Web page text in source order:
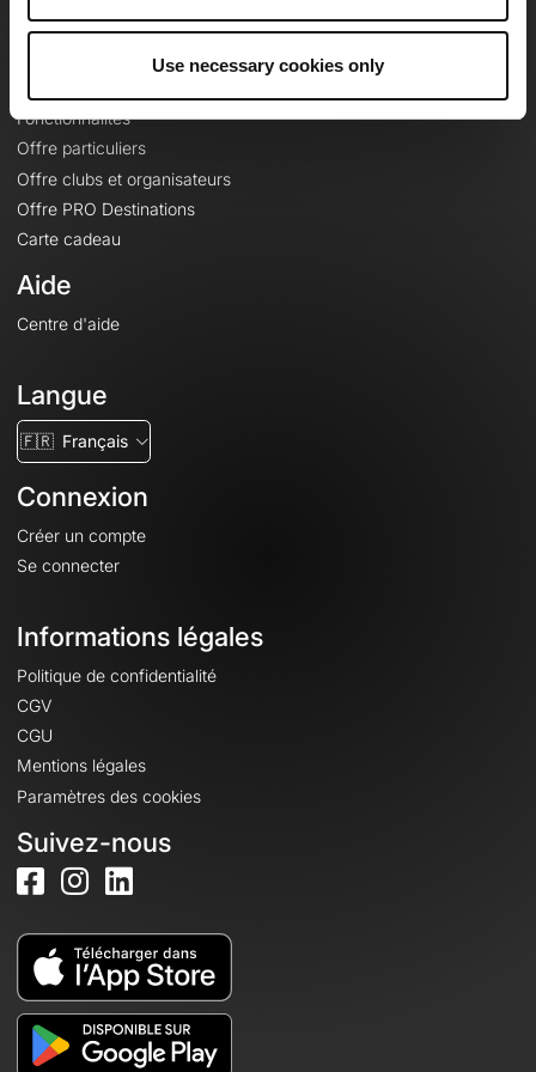
Use necessary cookies only
Fonctionnalités
Offre particuliers
Offre clubs et organisateurs
Offre PRO Destinations
Carte cadeau
Aide
Centre d'aide
Langue
🇫🇷 Français
Connexion
Créer un compte
Se connecter
Informations légales
Politique de confidentialité
CGV
CGU
Mentions légales
Paramètres des cookies
Suivez-nous